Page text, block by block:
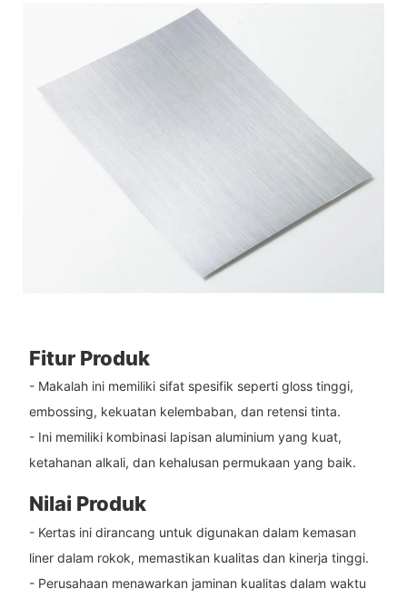
Fitur Produk
- Makalah ini memiliki sifat spesifik seperti gloss tinggi,
embossing, kekuatan kelembaban, dan retensi tinta.
- Ini memiliki kombinasi lapisan aluminium yang kuat,
ketahanan alkali, dan kehalusan permukaan yang baik.
Nilai Produk
- Kertas ini dirancang untuk digunakan dalam kemasan
liner dalam rokok, memastikan kualitas dan kinerja tinggi.
- Perusahaan menawarkan jaminan kualitas dalam waktu